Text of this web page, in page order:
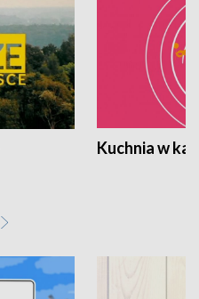
Kuchnia w